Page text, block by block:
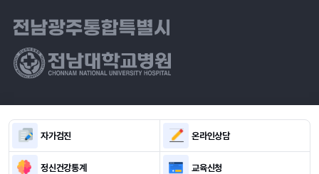
자가검진 온라인상담
정신건강통계 교육신청